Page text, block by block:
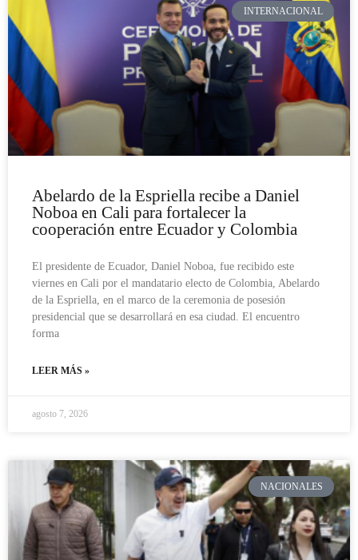
INTERNACIONAL
Abelardo de la Espriella recibe a Daniel
Noboa en Cali para fortalecer la
cooperación entre Ecuador y Colombia
El presidente de Ecuador, Daniel Noboa, fue recibido este
viernes en Cali por el mandatario electo de Colombia, Abelardo
de la Espriella, en el marco de la ceremonia de posesión
presidencial que se desarrollará en esa ciudad. El encuentro
forma
LEER MÁS »
agosto 7, 2026
NACIONALES